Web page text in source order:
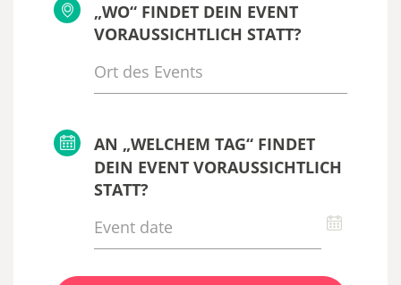
„WO“ FINDET DEIN EVENT
VORAUSSICHTLICH STATT?
AN „WELCHEM TAG“ FINDET
DEIN EVENT VORAUSSICHTLICH
STATT?